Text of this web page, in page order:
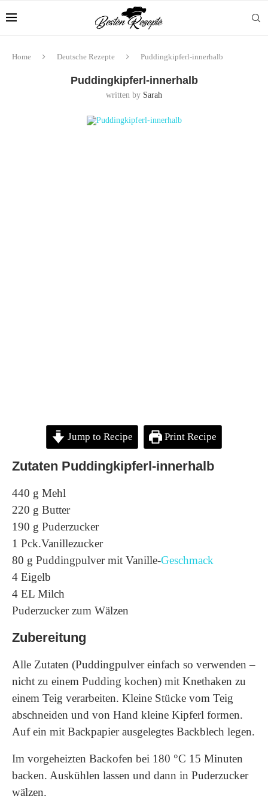
Home Deutsche Rezepte Puddingkipferl-innerhalb
Puddingkipferl-innerhalb
written by Sarah
Jump to Recipe Print Recipe
Zutaten Puddingkipferl-innerhalb
440 g Mehl
220 g Butter
190 g Puderzucker
1 Pck.Vanillezucker
80 g Puddingpulver mit Vanille-Geschmack
4 Eigelb
4 EL Milch
Puderzucker zum Wälzen
Zubereitung
Alle Zutaten (Puddingpulver einfach so verwenden –
nicht zu einem Pudding kochen) mit Knethaken zu
einem Teig verarbeiten. Kleine Stücke vom Teig
abschneiden und von Hand kleine Kipferl formen.
Auf ein mit Backpapier ausgelegtes Backblech legen.
Im vorgeheizten Backofen bei 180 °C 15 Minuten
backen. Auskühlen lassen und dann in Puderzucker
wälzen.